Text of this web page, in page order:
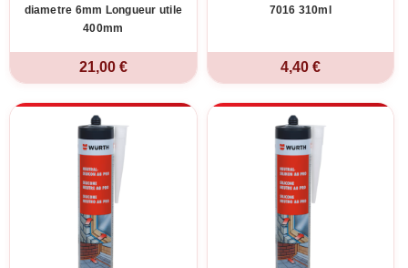
diametre 6mm Longueur utile
400mm
21,00 €
7016 310ml
4,40 €